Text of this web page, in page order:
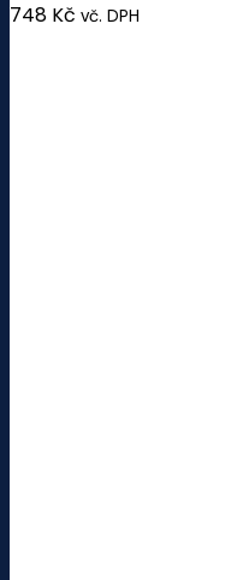
748 Kč vč. DPH